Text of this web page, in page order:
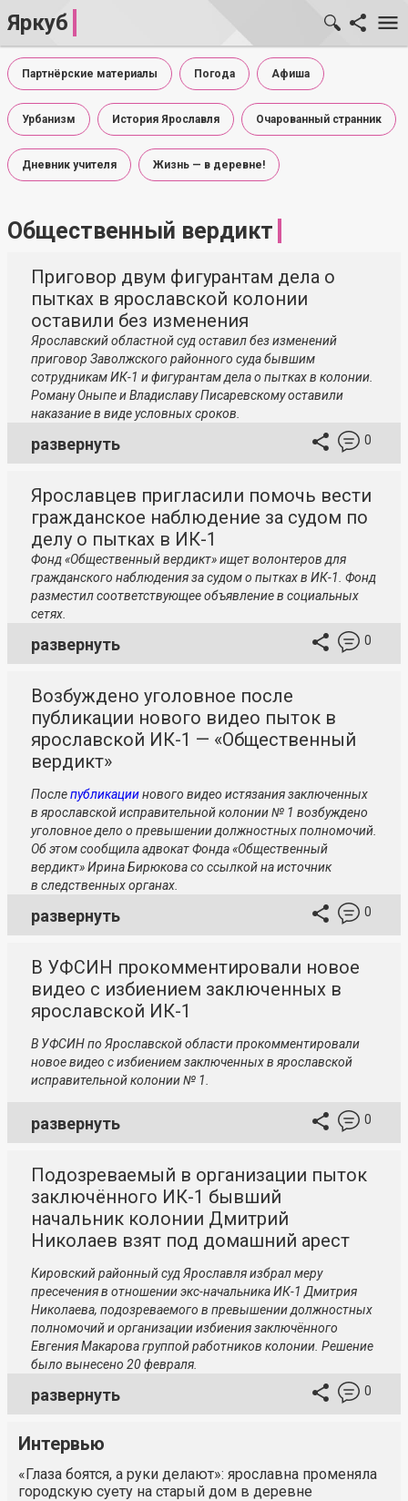
Яркуб
Партнёрские материалы Погода Афиша
Урбанизм История Ярославля Очарованный странник
Дневник учителя Жизнь — в деревне!
Общественный вердикт
Приговор двум фигурантам дела о
пытках в ярославской колонии
оставили без изменения
Ярославский областной суд оставил без изменений
приговор Заволжского районного суда бывшим
сотрудникам ИК-1 и фигурантам дела о пытках в колонии.
Роману Оныпе и Владиславу Писаревскому оставили
наказание в виде условных сроков.
развернуть 0
Ярославцев пригласили помочь вести
гражданское наблюдение за судом по
делу о пытках в ИК-1
Фонд «Общественный вердикт» ищет волонтеров для
гражданского наблюдения за судом о пытках в ИК-1. Фонд
разместил соответствующее объявление в социальных
сетях.
развернуть 0
Возбуждено уголовное после
публикации нового видео пыток в
ярославской ИК-1 — «Общественный
вердикт»
Послепубликациинового видео истязания заключенных
в ярославской исправительной колонии № 1 возбуждено
уголовное дело о превышении должностных полномочий.
Об этом сообщила адвокат Фонда «Общественный
вердикт» Ирина Бирюкова со ссылкой на источник
в следственных органах.
развернуть 0
В УФСИН прокомментировали новое
видео с избиением заключенных в
ярославской ИК-1
В УФСИН по Ярославской области прокомментировали
новое видео с избиением заключенных в ярославской
исправительной колонии № 1.
развернуть 0
Подозреваемый в организации пыток
заключённого ИК-1 бывший
начальник колонии Дмитрий
Николаев взят под домашний арест
Кировский районный суд Ярославля избрал меру
пресечения в отношении экс-начальника ИК-1 Дмитрия
Николаева, подозреваемого в превышении должностных
полномочий и организации избиения заключённого
Евгения Макарова группой работников колонии. Решение
было вынесено 20 февраля.
развернуть 0
Интервью
«Глаза боятся, а руки делают»: ярославна променяла
городскую суету на старый дом в деревне